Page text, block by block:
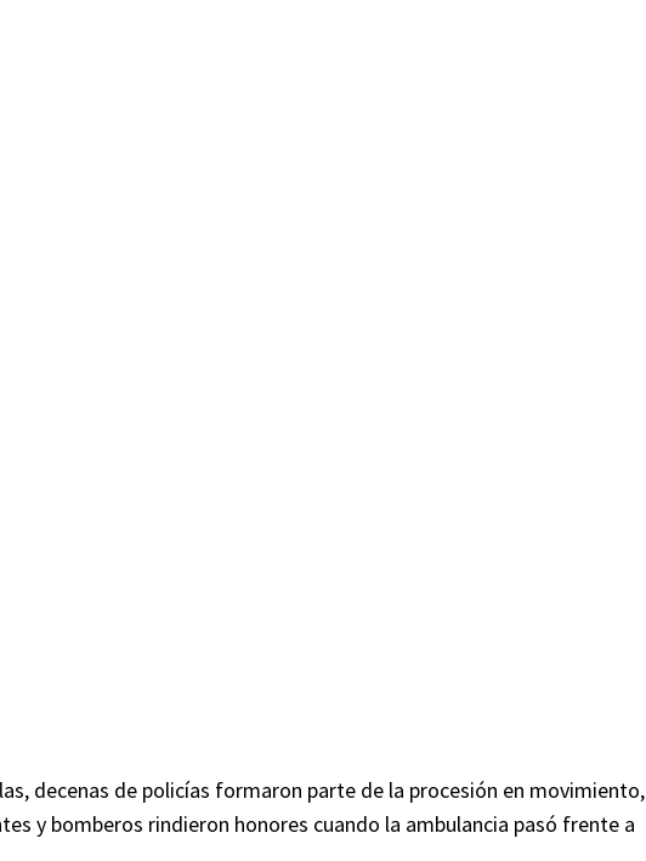
decenas de policías formaron parte de la procesión en movimiento,
y bomberos rindieron honores cuando la ambulancia pasó frente a